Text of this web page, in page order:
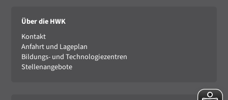
Über die HWK
Kontakt
Anfahrt und Lageplan
Bildungs- und Technologiezentren
Stellenangebote